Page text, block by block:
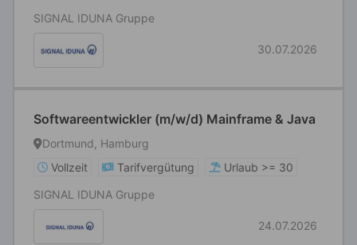
SIGNAL IDUNA Gruppe
30.07.2026
Softwareentwickler (m/w/d) Mainframe & Java
Dortmund, Hamburg
Vollzeit
Tarifvergütung
Urlaub >= 30
SIGNAL IDUNA Gruppe
24.07.2026